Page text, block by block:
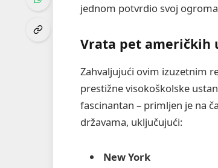
jednom potvrdio svoj
Vrata pet američkih
Zahvaljujući ovim izuzetnim
prestižne visokoškolske
fascinantan – primljen je na
državama, uključujući:
New York